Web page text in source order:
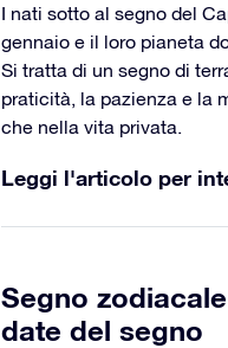
I nati sotto al segno del
gennaio e il loro pianeta
Si tratta di un segno di
praticità, la pazienza e la
che nella vita privata.
Leggi l'articolo per
Segno
date del segno